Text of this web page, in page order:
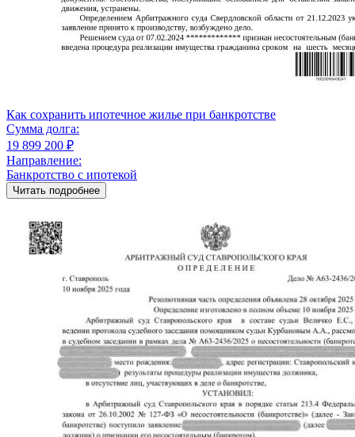
Как сохранить ипотечное жилье при банкротстве
Сумма долга:
19 899 200 ₽
Направление:
Банкротство с ипотекой
Читать подробнее